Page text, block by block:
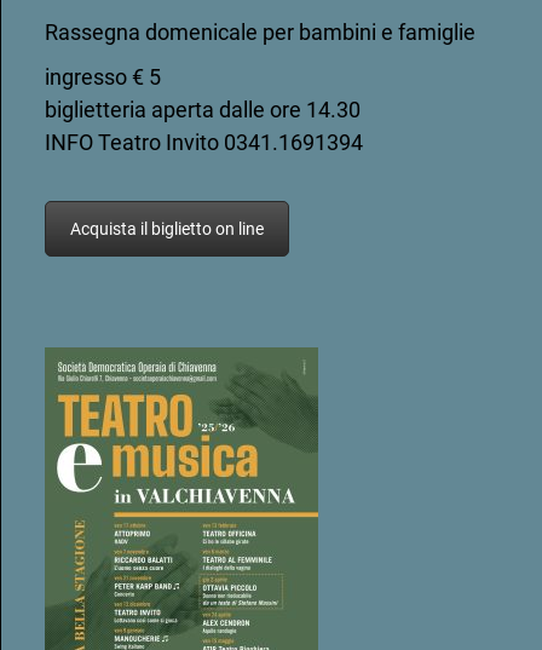
Rassegna domenicale per bambini e famiglie
ingresso € 5
biglietteria aperta dalle ore 14.30
INFO Teatro Invito 0341.1691394
Acquista il biglietto on line